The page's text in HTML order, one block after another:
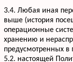
3.4. Любая иная
выше (история
операционные
хранению и
предусмотренных в
5.2. настоящей